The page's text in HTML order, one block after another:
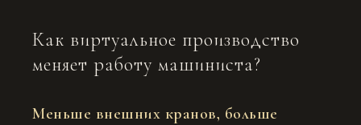
Как виртуальное производство
меняет работу машиниста?
Меньше внешних кранов, больше